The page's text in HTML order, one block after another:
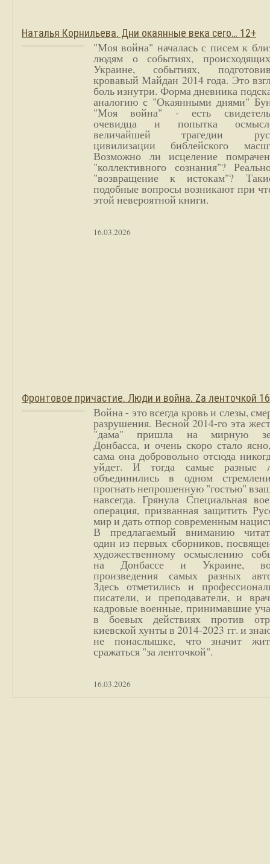
Наталья Корнильева. Дни окаянные века сего… 12+
"Моя война" началась с писем к
людям о событиях,
Украине, событиях,
кровавый Майдан 2014 года. Это
боль изнутри. Форма дневника
аналогию с "Окаянными днями"
"Моя война" - есть
очевидца и попытка
величайшей трагедии
цивилизации библейского
Возможно ли исцеление
"коллективного сознания"?
"возвращение к истокам"?
подобные вопросы возникают при
этой невероятной книги.
16.03.2026
Фронтовое причастие. Люди и война. Zа ленточкой
Война - это всегда кровь и слезы,
разрушения. Весной 2014-го эта
"дама" пришла на мирную
Донбасса, и очень скоро стало
сама она добровольно отсюда
уйдет. И тогда самые разные
объединились в одном
прогнать непрошенную "гостью"
навсегда. Грянула Специальная
операция, призванная защитить
мир и дать отпор современным
В предлагаемый вниманию
один из первых сборников,
художественному осмыслению
на Донбассе и Украине,
произведения самых разных
Здесь отметились и
писатели, и преподаватели, и
кадровые военные, принимавшие
в боевых действиях против
киевской хунты в 2014-2023 гг. и
не понаслышке, что значит
сражаться "за ленточкой".
16.03.2026